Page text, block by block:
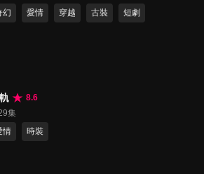
幻
愛情 穿越 古裝 短劇
8.6
集
情
時裝